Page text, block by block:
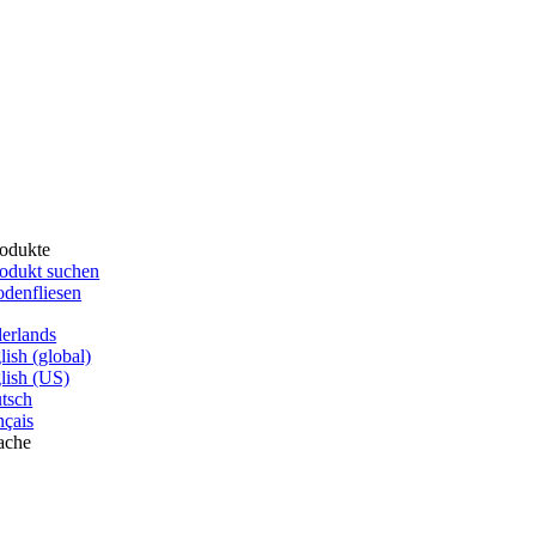
(global)
(US)
suchen